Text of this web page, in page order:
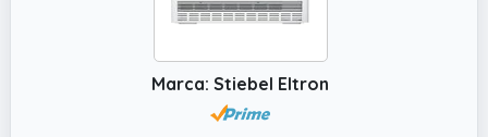
Marca: Stiebel Eltron